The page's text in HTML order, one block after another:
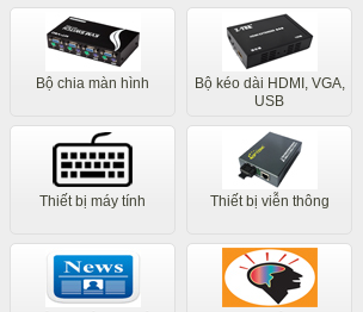
Bộ chia màn hình
Bộ kéo dài HDMI, VGA,
USB
Thiết bị máy tính Thiết bị viễn thông